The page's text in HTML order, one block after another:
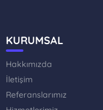
KURUMSAL
Hakkımızda
İletişim
Referanslarımız